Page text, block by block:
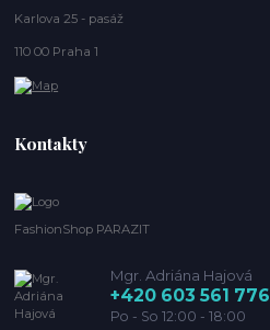
Karlova 25 - pasáž
110 00 Praha 1
Kontakty
FashionShop PARAZIT
Mgr. Adriána Hajová
+420 603 561 776
Po - So 12:00 - 18:00